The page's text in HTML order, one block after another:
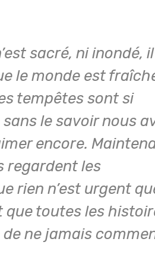
sacré, ni inondé,
le monde est
tempêtes sont si
le savoir nous
encore.
regardent les
rien n’est urgent
toutes les
ne jamais